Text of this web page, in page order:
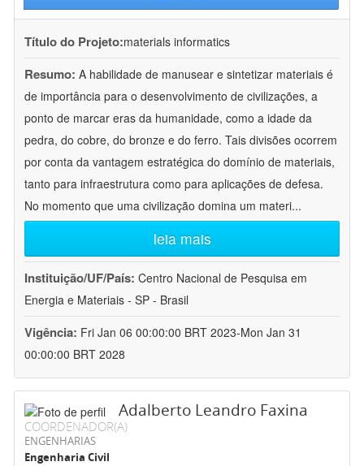
Título do Projeto:materials informatics
Resumo: A habilidade de manusear e sintetizar materiais é
de importância para o desenvolvimento de civilizações, a
ponto de marcar eras da humanidade, como a idade da
pedra, do cobre, do bronze e do ferro. Tais divisões ocorrem
por conta da vantagem estratégica do domínio de materiais,
tanto para infraestrutura como para aplicações de defesa.
No momento que uma civilização domina um materi...
leia mais
Instituição/UF/País: Centro Nacional de Pesquisa em
Energia e Materiais - SP - Brasil
Vigência: Fri Jan 06 00:00:00 BRT 2023-Mon Jan 31
00:00:00 BRT 2028
Adalberto Leandro Faxina
COORDENADOR(A)
ENGENHARIAS
Engenharia Civil